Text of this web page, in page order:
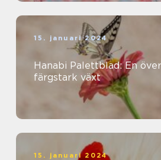
15. januari 2024
Hanabi Palettblad: En
färgstark växt
15. januari 2024